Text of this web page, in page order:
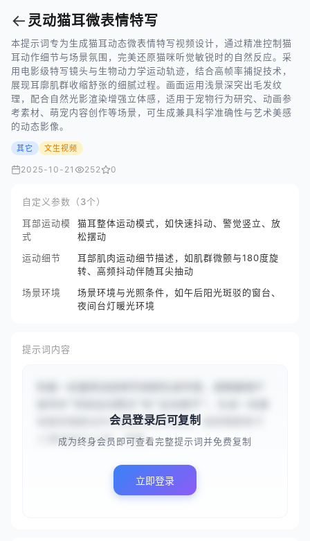
←灵动猫耳微表情特写
本提示词专为生成猫耳动态微表情特写视频设计，通过精准控制猫
耳动作细节与场景氛围，完美还原猫咪听觉敏锐时的自然反应。采
用电影级特写镜头与生物动力学运动轨迹，结合高帧率捕捉技术，
展现耳廓肌群收缩舒张的细腻过程。画面运用浅景深突出毛发纹
理，配合自然光影渲染增强立体感，适用于宠物行为研究、动画参
考素材、萌宠内容创作等场景，可生成兼具科学准确性与艺术美感
的动态影像。
其它 文生视频
2025-10-21 252 0
自定义参数（3个）
耳部运动模
式
猫耳整体运动模式，如快速抖动、警觉竖立、放
松摆动
运动细节
耳部肌肉运动细节描述，如肌群微颤与180度旋
转、高频抖动伴随耳尖抽动
场景环境
场景环境与光照条件，如午后阳光斑驳的窗台、
夜间台灯暖光环境
提示词内容
现猫耳细腻动作与质感的特写视频。视频需聚焦于
{{警觉竖立}}时，耳廓...
会员登录后可复制
成为终身会员即可查看完整提示词并免费复制
立即登录